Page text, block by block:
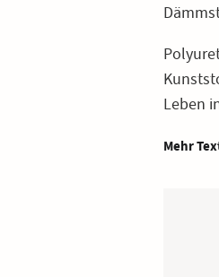
Leben
Mehr